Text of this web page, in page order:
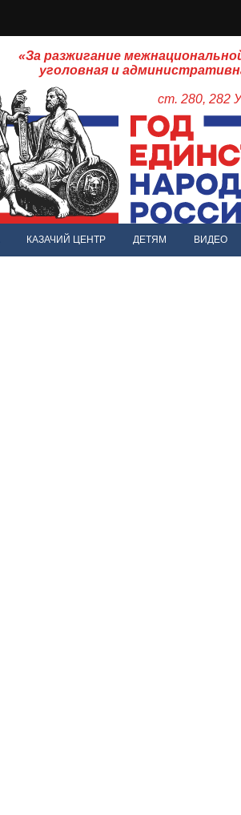
«За разжигание
уголовная и
ст. 280, 282
КАЗАЧИЙ ЦЕНТР ДЕТЯМ ВИДЕО